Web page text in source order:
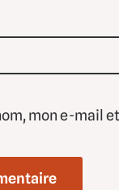
mon e-mail